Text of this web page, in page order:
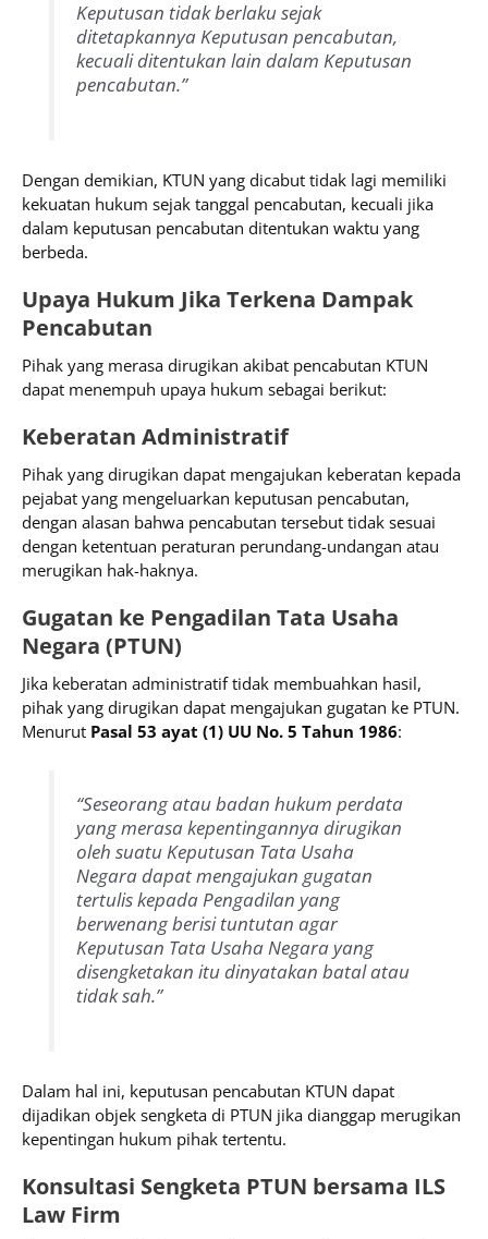
Keputusan tidak berlaku sejak
ditetapkannya Keputusan pencabutan,
kecuali ditentukan lain dalam Keputusan
pencabutan.”
Dengan demikian, KTUN yang dicabut tidak lagi memiliki
kekuatan hukum sejak tanggal pencabutan, kecuali jika
dalam keputusan pencabutan ditentukan waktu yang
berbeda.
Upaya Hukum Jika Terkena Dampak
Pencabutan
Pihak yang merasa dirugikan akibat pencabutan KTUN
dapat menempuh upaya hukum sebagai berikut:
Keberatan Administratif
Pihak yang dirugikan dapat mengajukan keberatan kepada
pejabat yang mengeluarkan keputusan pencabutan,
dengan alasan bahwa pencabutan tersebut tidak sesuai
dengan ketentuan peraturan perundang-undangan atau
merugikan hak-haknya.
Gugatan ke Pengadilan Tata Usaha
Negara (PTUN)
Jika keberatan administratif tidak membuahkan hasil,
pihak yang dirugikan dapat mengajukan gugatan ke PTUN.
Menurut Pasal 53 ayat (1) UU No. 5 Tahun 1986:
“Seseorang atau badan hukum perdata
yang merasa kepentingannya dirugikan
oleh suatu Keputusan Tata Usaha
Negara dapat mengajukan gugatan
tertulis kepada Pengadilan yang
berwenang berisi tuntutan agar
Keputusan Tata Usaha Negara yang
disengketakan itu dinyatakan batal atau
tidak sah.”
Dalam hal ini, keputusan pencabutan KTUN dapat
dijadikan objek sengketa di PTUN jika dianggap merugikan
kepentingan hukum pihak tertentu.
Konsultasi Sengketa PTUN bersama ILS
Law Firm